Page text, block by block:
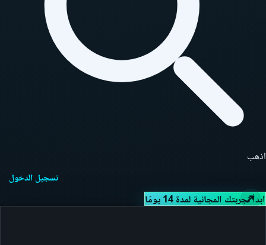
اذهب
تسجيل الدخول
ابدأ تجربتك المجانية لمدة 14 يومًا